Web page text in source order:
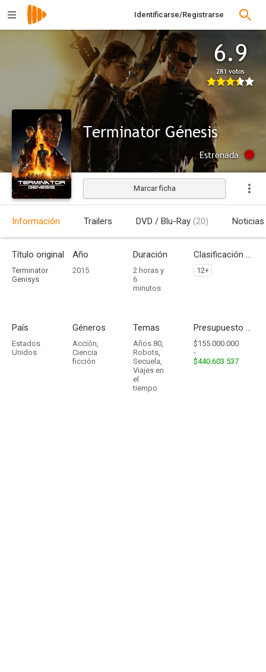
Identificarse/Registrarse
6.9
281 votos
Terminator Génesis
Estrenada
Marcar ficha
Información Trailers DVD / Blu-Ray (20) Noticias
Título original
Terminator
Genisys
Año
2015
Duración
2 horas y
6
minutos
Clasificación por edades
12+
País
Estados
Unidos
Géneros
Acción,
Ciencia
ficción
Temas
Años 80,
Robots,
Secuela,
Viajes en
el
tiempo
Presupuesto - Ingresos
$155.000.000
-
$440.603.537